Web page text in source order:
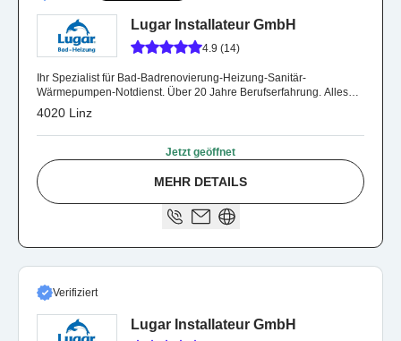
Lugar Installateur GmbH
4.9 (14)
Ihr Spezialist für Bad-Badrenovierung-Heizung-Sanitär-
Wärmepumpen-Notdienst. Über 20 Jahre Berufserfahrung. Alles
aus einer Hand.
4020 Linz
Jetzt geöffnet
MEHR DETAILS
Verifiziert
Lugar Installateur GmbH